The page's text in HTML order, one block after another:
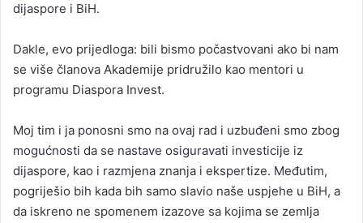
dijaspore i BiH.
Dakle, evo prijedloga: bili bismo počastvovani ako bi nam
se više članova Akademije pridružilo kao mentori u
programu Diaspora Invest.
Moj tim i ja ponosni smo na ovaj rad i uzbuđeni smo zbog
mogućnosti da se nastave osiguravati investicije iz
dijaspore, kao i razmjena znanja i ekspertize. Međutim,
pogriješio bih kada bih samo slavio naše uspjehe u BiH, a
da iskreno ne spomenem izazove sa kojima se zemlja